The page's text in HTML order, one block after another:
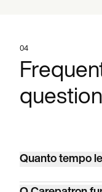
04
Quanto tempo
A maioria dos